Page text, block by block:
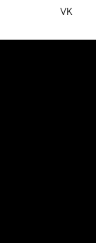
VK